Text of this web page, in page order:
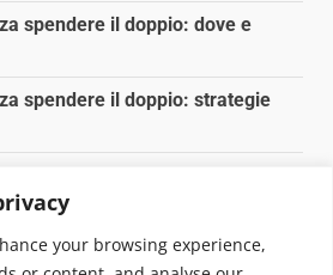
your browsing experience,
spendere il doppio: dove e
spendere il doppio: strategie
casa: 3 ingredienti che
chimici